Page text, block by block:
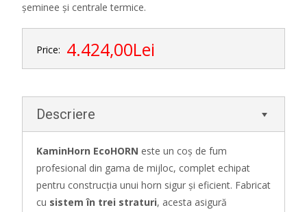
șeminee și centrale termice.
Price: 4.424,00Lei
Descriere
KaminHorn EcoHORN este un coș de fum
profesional din gama de mijloc, complet echipat
pentru construcția unui horn sigur și eficient. Fabricat
cu sistem în trei straturi, acesta asigură